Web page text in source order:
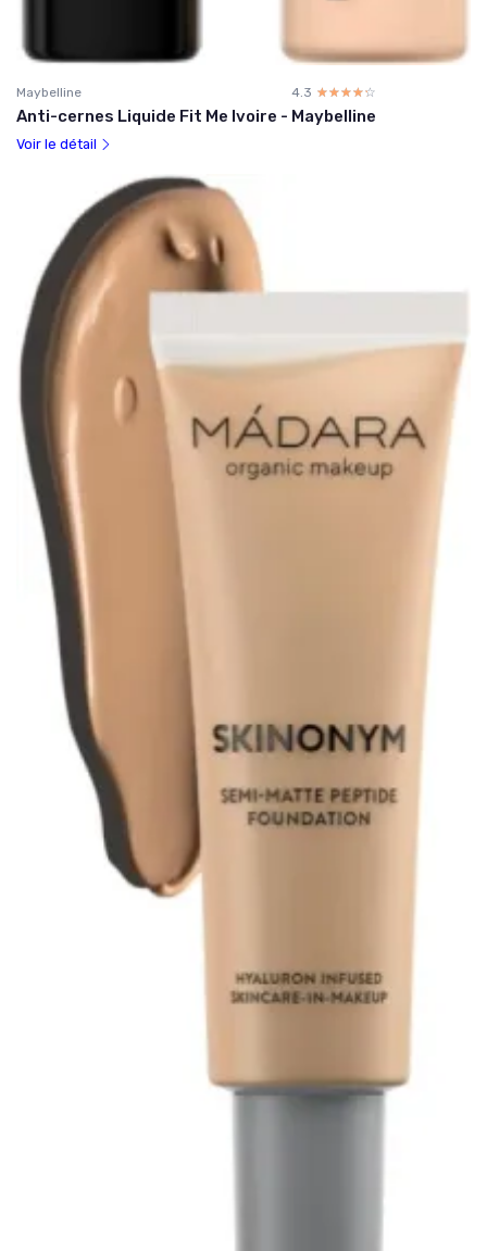
Maybelline 4.3 ☆☆☆☆☆
★★★★★
Anti-cernes Liquide Fit Me Ivoire - Maybelline
Voir le détail